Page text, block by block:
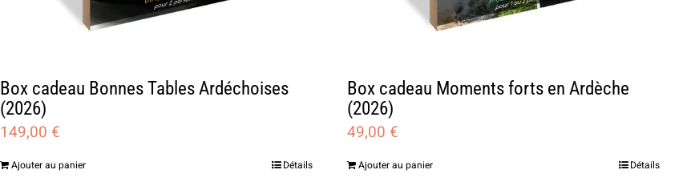
Box cadeau Bonnes Tables Ardéchoises
(2026)
149,00 €
Ajouter au panier Détails
Box cadeau Moments forts en Ardèche
(2026)
49,00 €
Ajouter au panier Détails